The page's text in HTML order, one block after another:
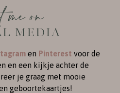
me on
MEDIA
en Pinterest voor de
en een kijkje achter de
je graag met mooie
geboortekaartjes!